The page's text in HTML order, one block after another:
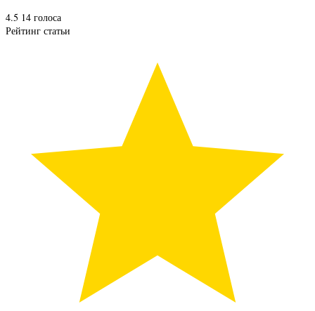
4.5 14 голоса
Рейтинг статьи